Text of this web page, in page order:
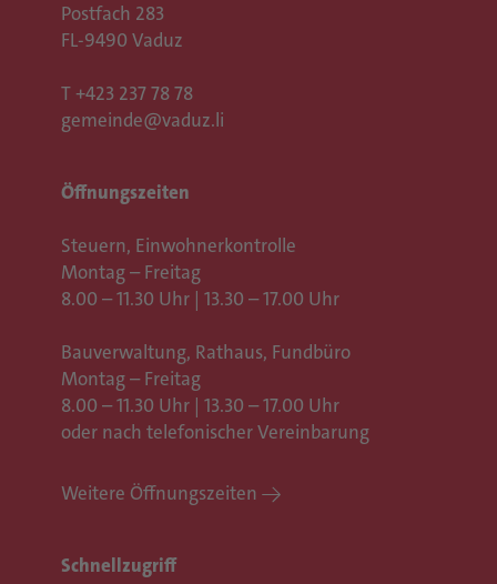
Postfach 283
FL-9490 Vaduz
T +423 237 78 78
gemeinde@vaduz.li
Öffnungszeiten
Steuern, Einwohnerkontrolle
Montag – Freitag
8.00 – 11.30 Uhr | 13.30 – 17.00 Uhr
Bauverwaltung, Rathaus, Fundbüro
Montag – Freitag
8.00 – 11.30 Uhr | 13.30 – 17.00 Uhr
oder nach telefonischer Vereinbarung
Weitere Öffnungszeiten
Schnellzugriff